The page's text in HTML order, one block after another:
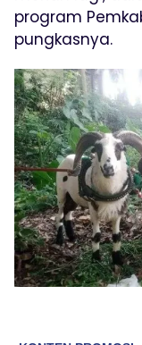
program
pungkasnya.